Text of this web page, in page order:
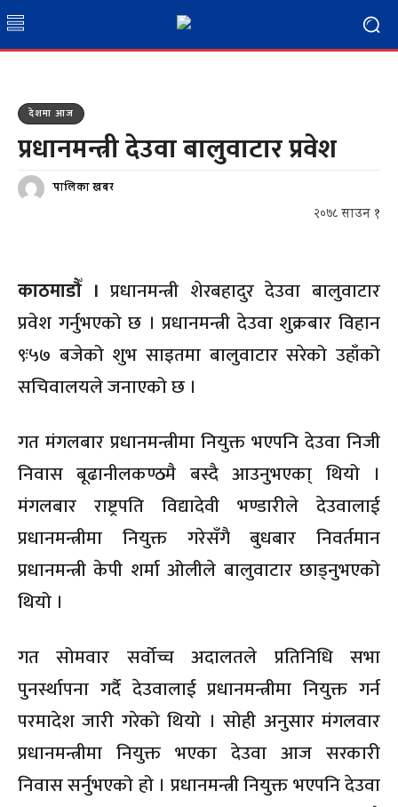
देशमा आज
प्रधानमन्त्री देउवा बालुवाटार प्रवेश
पालिका खबर
२०७८ साउन १
काठमाडौँ । प्रधानमन्त्री शेरबहादुर देउवा बालुवाटार
प्रवेश गर्नुभएको छ । प्रधानमन्त्री देउवा शुक्रबार विहान
९ः५७ बजेको शुभ साइतमा बालुवाटार सरेको उहाँको
सचिवालयले जनाएको छ ।
गत मंगलबार प्रधानमन्त्रीमा नियुक्त भएपनि देउवा निजी
निवास बूढानीलकण्ठमै बस्दै आउनुभएका् थियो ।
मंगलबार राष्ट्रपति विद्यादेवी भण्डारीले देउवालाई
प्रधानमन्त्रीमा नियुक्त गरेसँगै बुधबार निवर्तमान
प्रधानमन्त्री केपी शर्मा ओलीले बालुवाटार छाड्नुभएको
थियो ।
गत सोमवार सर्वोच्च अदालतले प्रतिनिधि सभा
पुनर्स्थापना गर्दै देउवालाई प्रधानमन्त्रीमा नियुक्त गर्न
परमादेश जारी गरेको थियो । सोही अनुसार मंगलवार
प्रधानमन्त्रीमा नियुक्त भएका देउवा आज सरकारी
निवास सर्नुभएको हो । प्रधानमन्त्री नियुक्त भएपनि देउवा